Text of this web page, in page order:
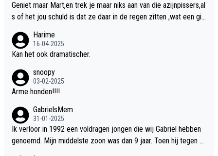
Geniet maar Mart,en trek je maar niks aan van die azijnpissers,al
s of het jou schuld is dat ze daar in de regen zitten ,wat een gill
Harime
16-04-2025
Kan het ook dramatischer.
snoopy
03-02-2025
Arme honden!!!!
GabrielsMem
31-01-2025
Ik verloor in 1992 een voldragen jongen die wij Gabriel hebben
genoemd. Mijn middelste zoon was dan 9 jaar. Toen hij tegen d